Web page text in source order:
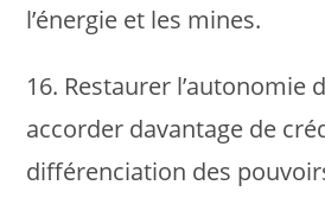
l’énergie et les mines.
16. Restaurer l’autonomie
accorder davantage de
différenciation des